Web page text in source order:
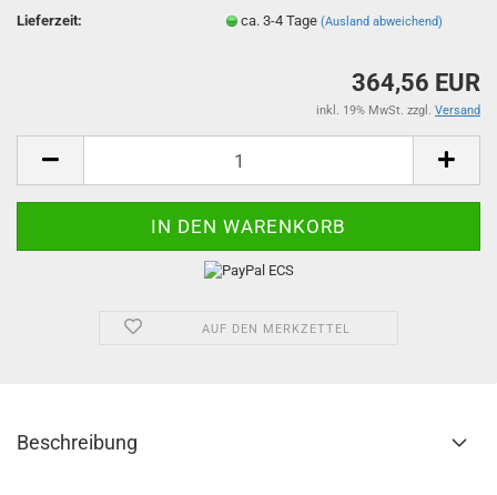
Lieferzeit:
ca. 3-4 Tage(Ausland abweichend)
364,56 EUR
inkl. 19% MwSt. zzgl. Versand
AUF DEN MERKZETTEL
Beschreibung